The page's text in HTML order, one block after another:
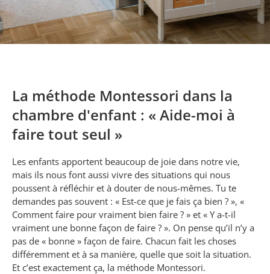
La méthode Montessori dans la
chambre d'enfant : « Aide-moi à
faire tout seul »
Les enfants apportent beaucoup de joie dans notre vie,
mais ils nous font aussi vivre des situations qui nous
poussent à réfléchir et à douter de nous-mêmes. Tu te
demandes pas souvent : « Est-ce que je fais ça bien ? », «
Comment faire pour vraiment bien faire ? » et « Y a-t-il
vraiment une bonne façon de faire ? ». On pense qu’il n’y a
pas de « bonne » façon de faire. Chacun fait les choses
différemment et à sa manière, quelle que soit la situation.
Et c’est exactement ça, la méthode Montessori.